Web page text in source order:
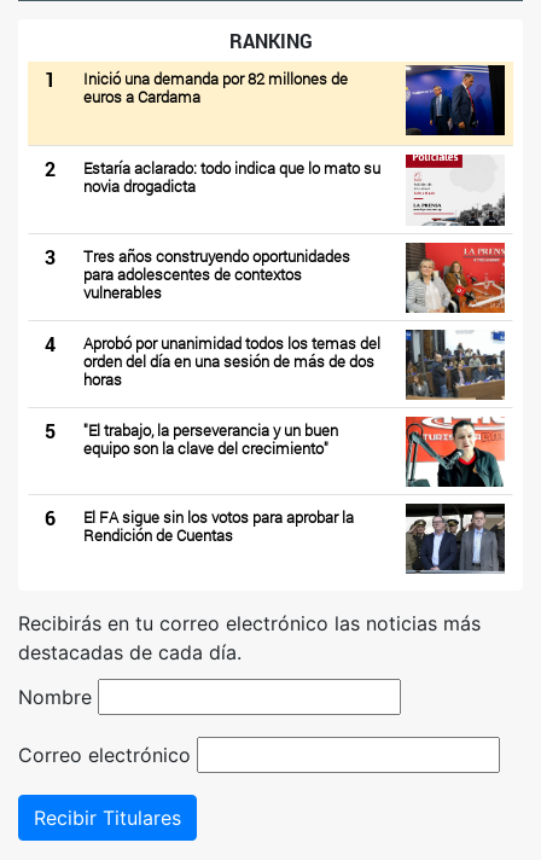
RANKING
1
Inició una demanda por 82 millones de
euros a Cardama
2
Estaría aclarado: todo indica que lo mato su
novia drogadicta
3
Tres años construyendo oportunidades
para adolescentes de contextos
vulnerables
4
Aprobó por unanimidad todos los temas del
orden del día en una sesión de más de dos
horas
5
"El trabajo, la perseverancia y un buen
equipo son la clave del crecimiento"
6
El FA sigue sin los votos para aprobar la
Rendición de Cuentas
Recibirás en tu correo electrónico las noticias más
destacadas de cada día.
Nombre
Correo electrónico
Recibir Titulares